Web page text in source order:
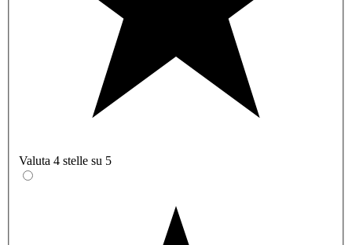
Valuta 4 stelle su 5